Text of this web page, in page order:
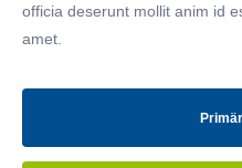
officia deserunt mollit anim id
amet.